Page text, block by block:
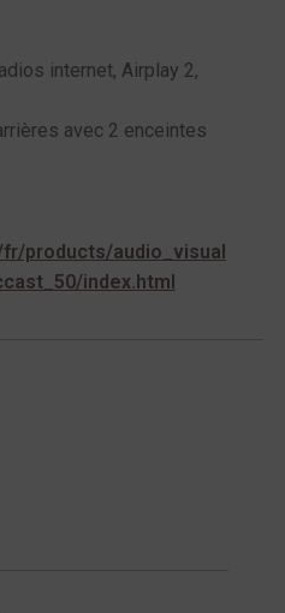
internet, Airplay 2,
avec 2 enceintes
products/audio_visual
index.html